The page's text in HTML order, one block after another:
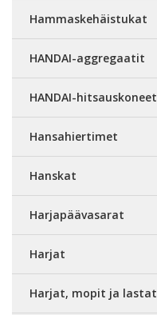
Hammaskehäistukat
HANDAI-aggregaatit
HANDAI-hitsauskoneet
Hansahiertimet
Hanskat
Harjapäävasarat
Harjat
Harjat, mopit ja lastat